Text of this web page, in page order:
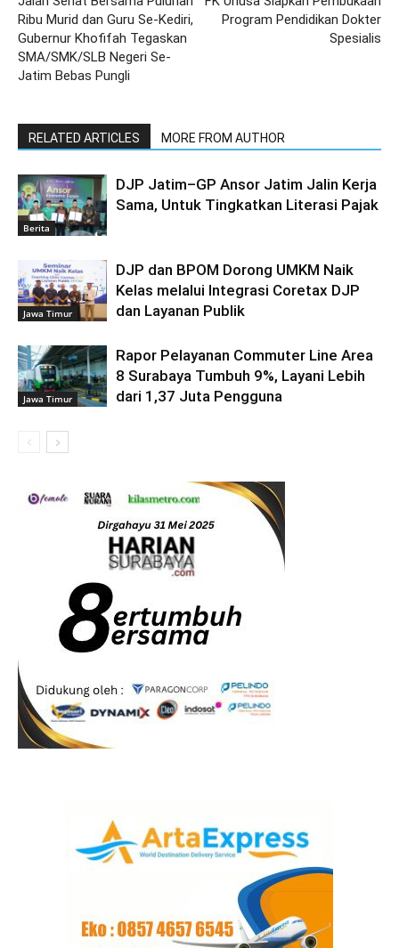
Ribu Murid dan Guru Se-Kediri,
Gubernur Khofifah Tegaskan
SMA/SMK/SLB Negeri Se-
Jatim Bebas Pungli
Program Pendidikan Dokter
Spesialis
RELATED ARTICLES MORE FROM AUTHOR
Berita
DJP Jatim–GP Ansor Jatim Jalin Kerja
Sama, Untuk Tingkatkan Literasi Pajak
Jawa Timur
DJP dan BPOM Dorong UMKM Naik
Kelas melalui Integrasi Coretax DJP
dan Layanan Publik
Jawa Timur
Rapor Pelayanan Commuter Line Area
8 Surabaya Tumbuh 9%, Layani Lebih
dari 1,37 Juta Pengguna